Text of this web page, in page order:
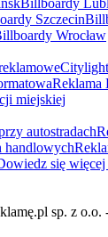
Billboardy
Szczecin
Wrocław
Reklama
miejskiej
autostradach
handlowych
się więcej
sp. z o.o.